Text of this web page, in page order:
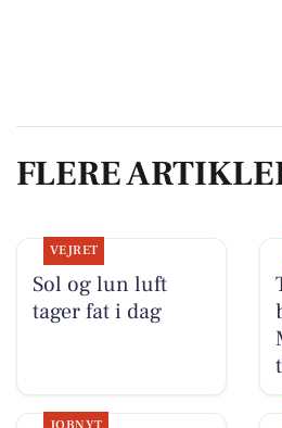
FLERE
VEJRET
Sol og lun luft
tager fat i dag